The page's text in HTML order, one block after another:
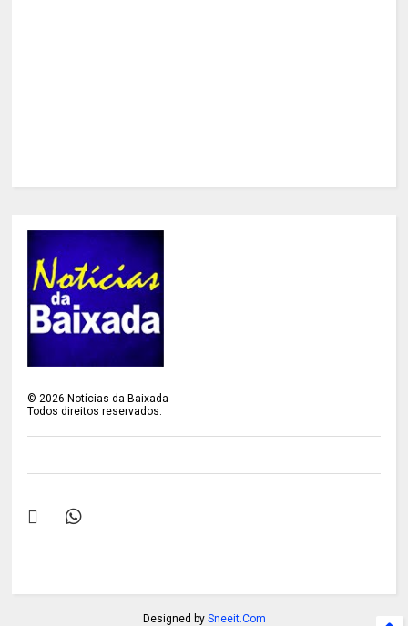
©2026 Notícias da Baixada
Todos direitos reservados.
Designed by Sneeit.Com